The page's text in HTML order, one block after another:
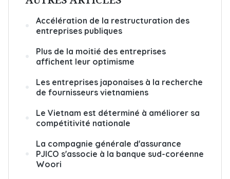
Accélération de la restructuration des
entreprises publiques
Plus de la moitié des entreprises
affichent leur optimisme
Les entreprises japonaises à la recherche
de fournisseurs vietnamiens
Le Vietnam est déterminé à améliorer sa
compétitivité nationale
La compagnie générale d'assurance
PJICO s'associe à la banque sud-coréenne
Woori